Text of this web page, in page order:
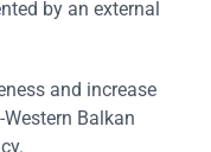
by an external
and increase
Balkan